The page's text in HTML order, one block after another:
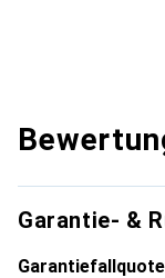
Garantie- &
Garantiefallquote